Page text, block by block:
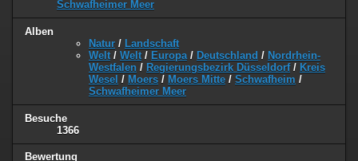
Schwafheimer Meer
Alben
Natur / Landschaft
Welt / Welt / Europa / Deutschland / Nordrhein-
Westfalen / Regierungsbezirk Düsseldorf/ Kreis
Wesel / Moers / Moers Mitte / Schwafheim /
Schwafheimer Meer
Besuche
1366
Bewertung